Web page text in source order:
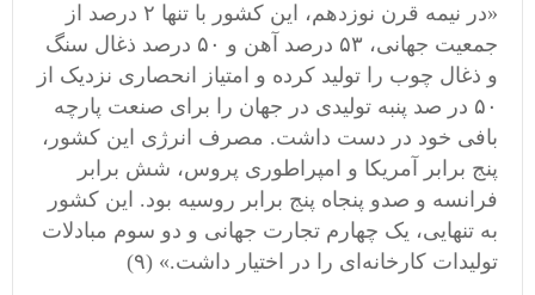
«در نیمه قرن نوزدهم، این کشور با تنها ۲ درصد از
جمعیت جهانی، ۵۳ درصد آهن و ۵۰ درصد ذغال سنگ
و ذغال چوب را تولید کرده و امتیاز انحصاری نزدیک از
۵۰ در صد پنبه تولیدی در جهان را برای صنعت پارچه
بافی خود در دست داشت. مصرف انرژی این کشور،
پنج برابر آمریکا و امپراطوری پروس، شش برابر
فرانسه و صدو پنجاه پنج برابر روسیه بود. این کشور
به تنهایی، یک چهارم تجارت جهانی و دو سوم مبادلات
تولیدات کارخانه‌ای را در اختیار داشت.» (۹)